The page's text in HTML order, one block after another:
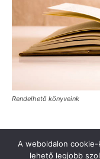
Rendelhető könyveink
A weboldalon
lehető legjobb